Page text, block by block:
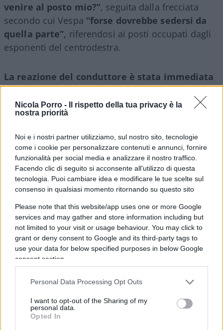
Nicola Porro -
Il rispetto della tua privacy è la
nostra priorità
Noi e i nostri partner utilizziamo, sul nostro sito, tecnologie
come i cookie per personalizzare contenuti e annunci, fornire
funzionalità per social media e analizzare il nostro traffico.
Facendo clic di seguito si acconsente all'utilizzo di questa
tecnologia. Puoi cambiare idea e modificare le tue scelte sul
consenso in qualsiasi momento ritornando su questo sito
Please note that this website/app uses one or more Google
services and may gather and store information including but
not limited to your visit or usage behaviour. You may click to
grant or deny consent to Google and its third-party tags to
use your data for below specified purposes in below Google
consent section.
Personal Data Processing Opt Outs
I want to opt-out of the Sharing of my
personal data.
Opted In
venire al posto mio?”, seguita dalla frecciata
secondo cui Vespa “forse dovrebbe sedersi da
quella parte”, riferendosi ai posti occupati dagli
esponenti del centrodestra.
La reazione del conduttore è stata immediata
e accesa:“Questo non glielo consento, con quello
che vedete in giro sulla par condicio, non glielo
consento! Ha fatto una battuta che si poteva
altri”, ha ribattuto Vespa, interrompendo il
dibattito. L’episodio ha poi suscitato reazioni nel
Partito Democratico, che ha difeso il proprio
esponente.